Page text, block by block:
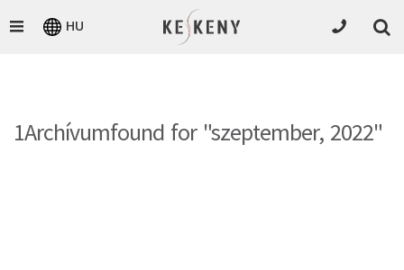
HU
1Archívumfound for "szeptember, 2022"